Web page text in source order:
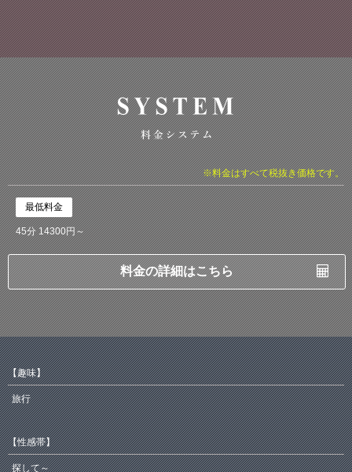
※料金はすべて税抜き価格です。
最低料金
45分 14300円～
料金の詳細はこちら
【趣味】
旅行
【性感帯】
探して～